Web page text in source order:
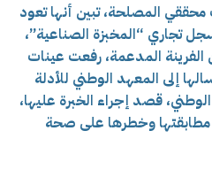
المصلحة، تبين أنها تعود
تجاري “المخبزة الصناعية”،
المدعمة، رفعت عينات
إلى المعهد الوطني للأدلة
قصد إجراء الخبرة عليها،
مطابقتها وخطرها على صحة